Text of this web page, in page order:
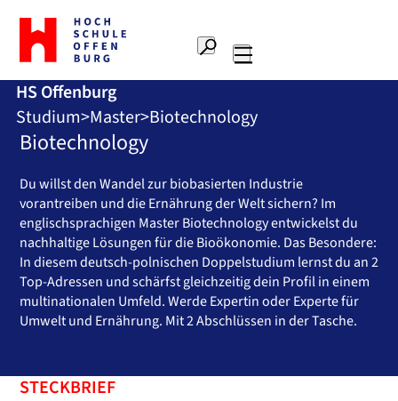
Zur
Startseite
Hochschule
Offenburg
Suche
Hauptnavigation
HS Offenburg
Studium Master Biotechnology
Biotechnology
Du willst den Wandel zur biobasierten Industrie
vorantreiben und die Ernährung der Welt sichern? Im
englischsprachigen Master Biotechnology entwickelst du
nachhaltige Lösungen für die Bioökonomie. Das Besondere:
In diesem deutsch-polnischen Doppelstudium lernst du an 2
Top-Adressen und schärfst gleichzeitig dein Profil in einem
multinationalen Umfeld. Werde Expertin oder Experte für
Umwelt und Ernährung. Mit 2 Abschlüssen in der Tasche.
STECKBRIEF